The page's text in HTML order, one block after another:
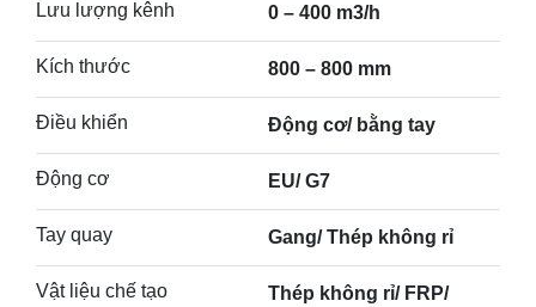
Lưu lượng kênh 0 – 400 m3/h
Kích thước 800 – 800 mm
Điều khiển Động cơ/ bằng tay
Động cơ EU/ G7
Tay quay Gang/ Thép không rỉ
Vật liệu chế tạo
Thép không rỉ/ FRP/